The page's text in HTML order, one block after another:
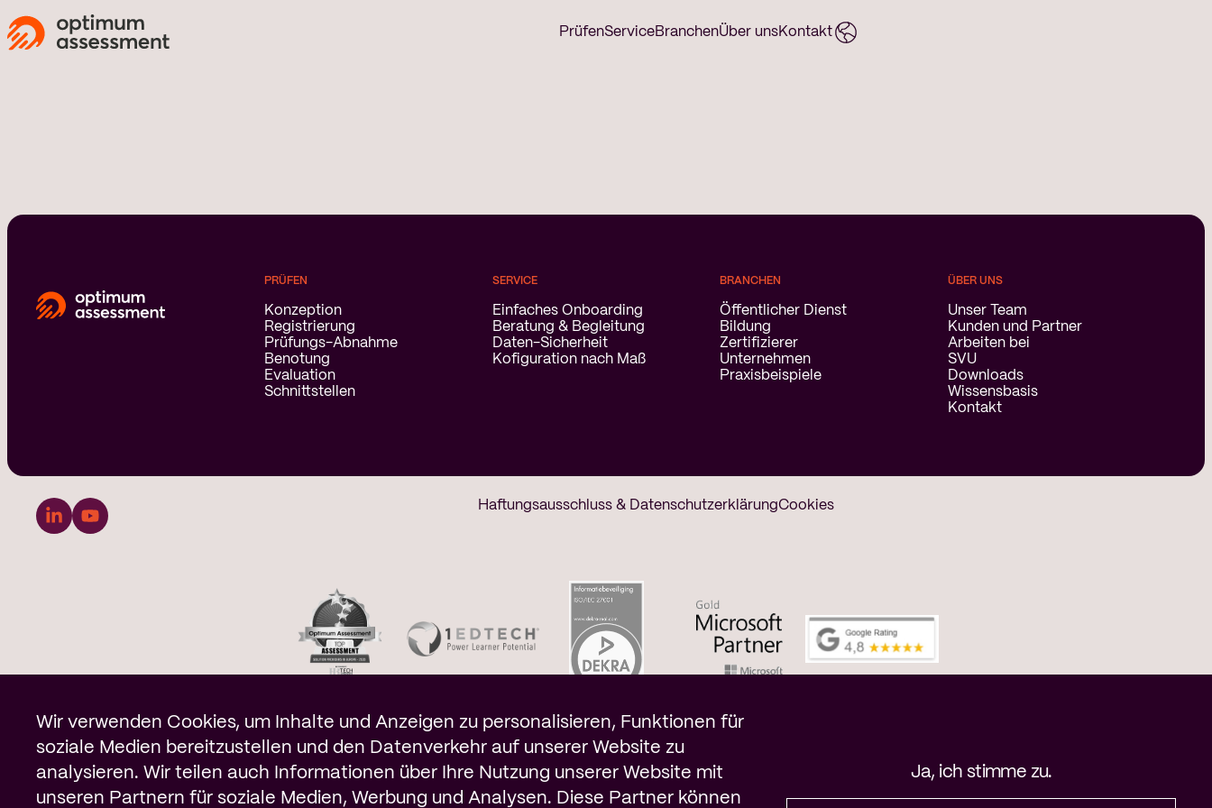
Cookie-Benachrichtigung
Wir verwenden Cookies, um Inhalte und Anzeigen zu personalisieren, Funktionen für
soziale Medien bereitzustellen und den Datenverkehr auf unserer Website zu
analysieren. Wir teilen auch Informationen über Ihre Nutzung unserer Website mit
unseren Partnern für soziale Medien, Werbung und Analysen. Diese Partner können
Ja, ich stimme zu.
PrüfenServiceBranchenÜber unsKontakt
PRÜFEN
Konzeption
Registrierung
Prüfungs-Abnahme
Benotung
Evaluation
Schnittstellen
SERVICE
Einfaches Onboarding
Beratung & Begleitung
Daten-Sicherheit
Kofiguration nach Maß
BRANCHEN
Öffentlicher Dienst
Bildung
Zertifizierer
Unternehmen
Praxisbeispiele
ÜBER UNS
Unser Team
Kunden und Partner
Arbeiten bei
SVU
Downloads
Wissensbasis
Kontakt
Haftungsausschluss & DatenschutzerklärungCookies